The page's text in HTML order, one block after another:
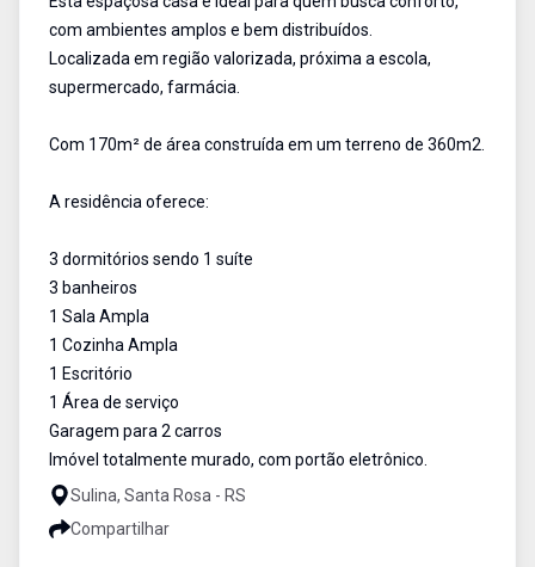
com ambientes amplos e bem distribuídos.
Localizada em região valorizada, próxima a escola,
supermercado, farmácia.
Com 170m² de área construída em um terreno de 360m2.
A residência oferece:
3 dormitórios sendo 1 suíte
3 banheiros
1 Sala Ampla
1 Cozinha Ampla
1 Escritório
1 Área de serviço
Garagem para 2 carros
Imóvel totalmente murado, com portão eletrônico.
Sulina, Santa Rosa - RS
Compartilhar